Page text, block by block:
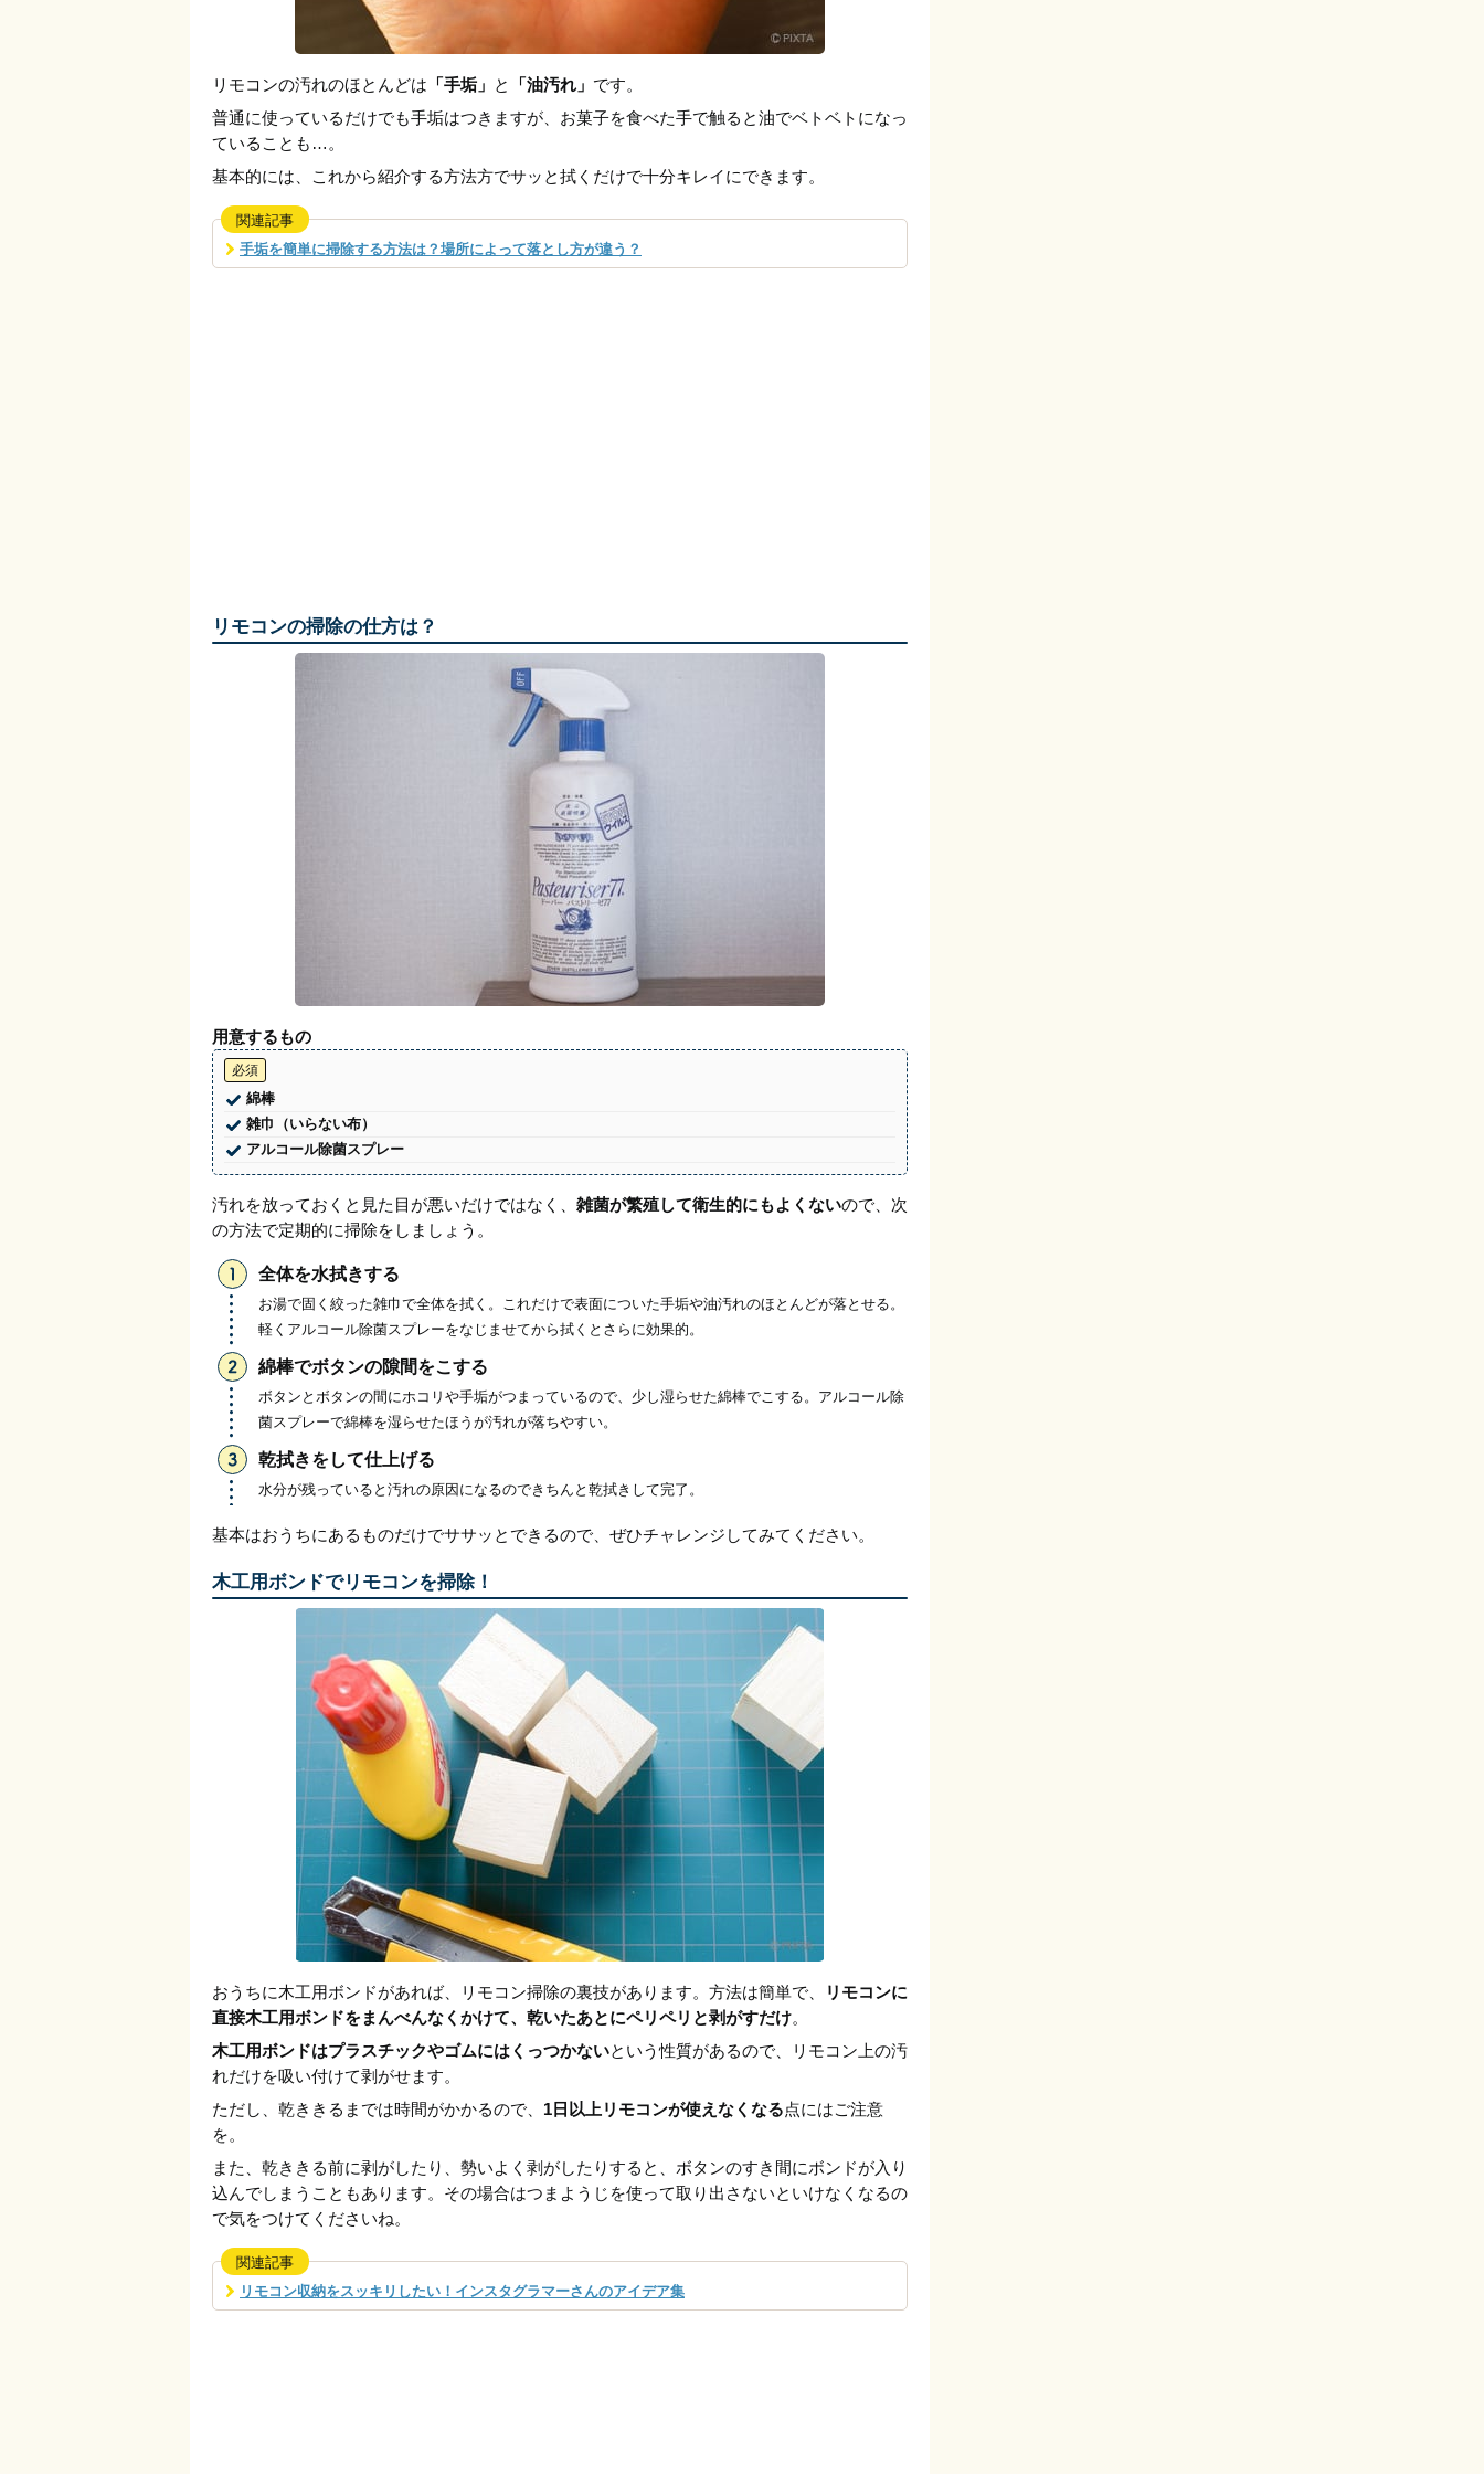
リモコンの汚れのほとんどは 「手垢」 と 「油汚れ」 です。
普通に使っているだけでも手垢はつきますが、お菓子を食べた手で触ると油でベトベトになっ
ていることも…。
基本的には、これから紹介する方法方でサッと拭くだけで十分キレイにできます。
関連記事
手垢を簡単に掃除する方法は？場所によって落とし方が違う？
リモコンの掃除の仕方は？
用意するもの
必須
綿棒
雑巾（いらない布）
アルコール除菌スプレー
汚れを放っておくと見た目が悪いだけではなく、 雑菌が繁殖して衛生的にもよくないので、次
の方法で定期的に掃除をしましょう。
全体を水拭きする
お湯で固く絞った雑巾で全体を拭く。これだけで表面についた手垢や油汚れのほとんどが落とせる。
軽くアルコール除菌スプレーをなじませてから拭くとさらに効果的。
綿棒でボタンの隙間をこする
ボタンとボタンの間にホコリや手垢がつまっているので、少し湿らせた綿棒でこする。アルコール除
菌スプレーで綿棒を湿らせたほうが汚れが落ちやすい。
乾拭きをして仕上げる
水分が残っていると汚れの原因になるのできちんと乾拭きして完了。
基本はおうちにあるものだけでササッとできるので、ぜひチャレンジしてみてください。
木工用ボンドでリモコンを掃除！
おうちに木工用ボンドがあれば、リモコン掃除の裏技があります。方法は簡単で、
リモコンに
直接木工用ボンドをまんべんなくかけて、乾いたあとにペリペリと剥がすだけ。
木工用ボンドはプラスチックやゴムにはくっつかないという性質があるので、リモコン上の汚
れだけを吸い付けて剥がせます。
ただし、乾ききるまでは時間がかかるので、 1日以上リモコンが使えなくなる点にはご注意
を。
また、乾ききる前に剥がしたり、勢いよく剥がしたりすると、ボタンのすき間にボンドが入り
込んでしまうこともあります。その場合はつまようじを使って取り出さないといけなくなるの
で気をつけてくださいね。
関連記事
リモコン収納をスッキリしたい！インスタグラマーさんのアイデア集